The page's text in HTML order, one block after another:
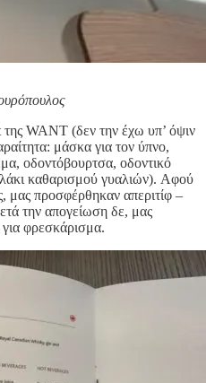
WANT (δεν την έχω υπ’ όψιν
μάσκα για τον ύπνο,
οδοντόβουρτσα, οδοντικό
καθαρισμού γυαλιών). Αφού
μας προσφέρθηκαν απεριτίφ –
την απογείωση δε, μας
φρεσκάρισμα.